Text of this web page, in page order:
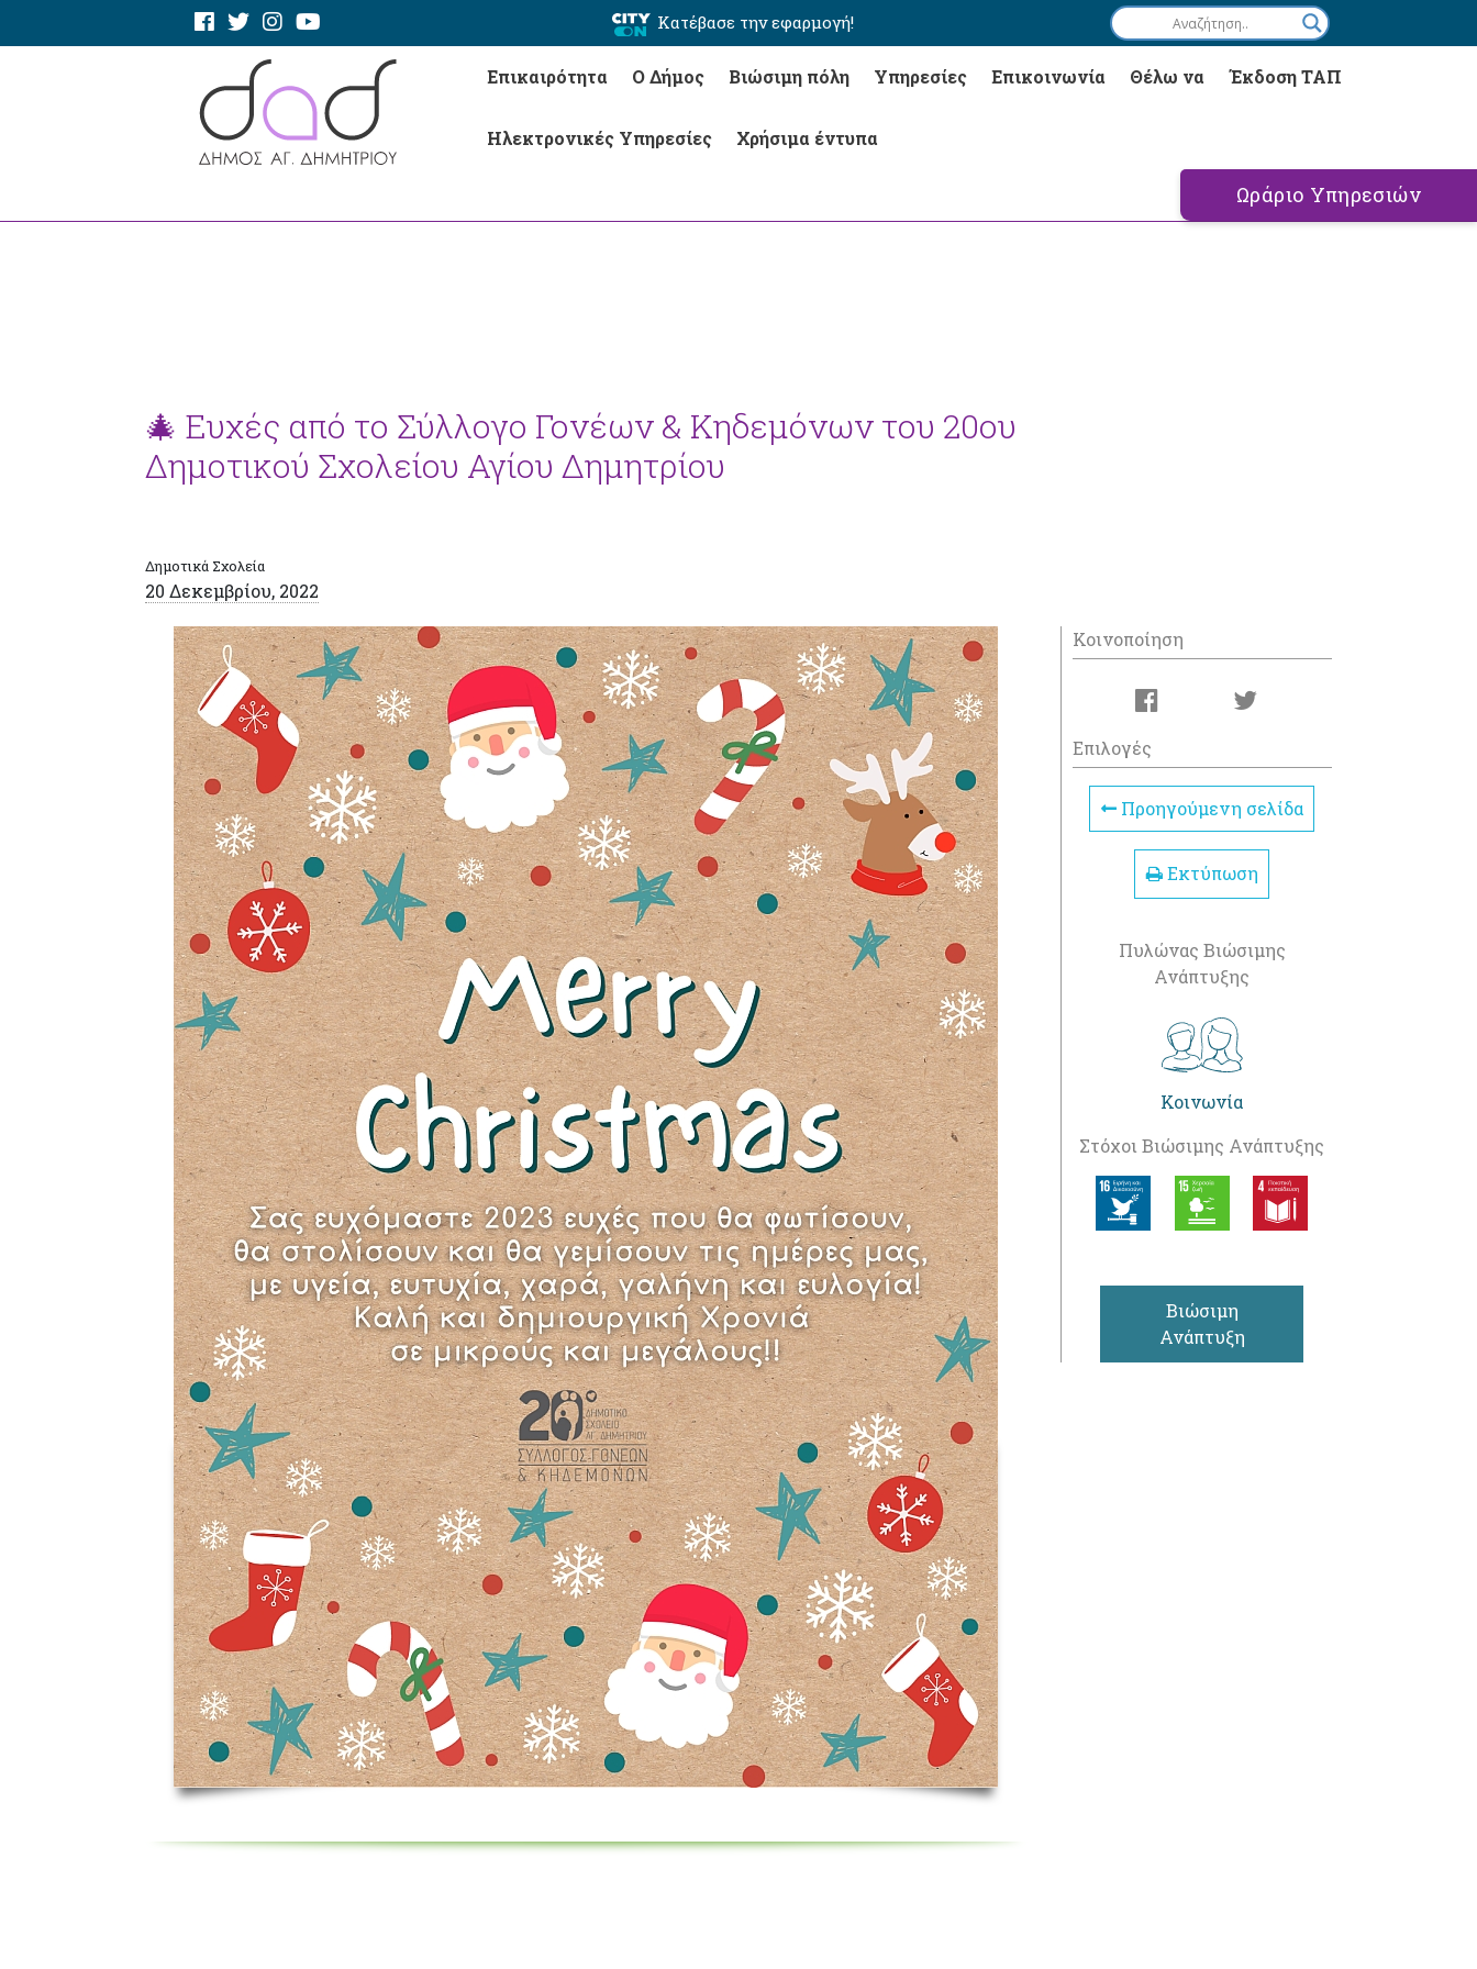
Κατέβασε την εφαρμογή!
Επικαιρότητα Ο Δήμος Βιώσιμη πόλη Υπηρεσίες Επικοινωνία Θέλω να Έκδοση ΤΑΠ
Ηλεκτρονικές Υπηρεσίες Χρήσιμα έντυπα
Ωράριο Υπηρεσιών
🎄 Ευχές από το Σύλλογο Γονέων & Κηδεμόνων του 20ου
Δημοτικού Σχολείου Αγίου Δημητρίου
Δημοτικά Σχολεία
20 Δεκεμβρίου, 2022
Κοινοποίηση
Επιλογές
Προηγούμενη σελίδα
Εκτύπωση
Πυλώνας Βιώσιμης
Ανάπτυξης
Κοινωνία
Στόχοι Βιώσιμης Ανάπτυξης
Βιώσιμη
Ανάπτυξη